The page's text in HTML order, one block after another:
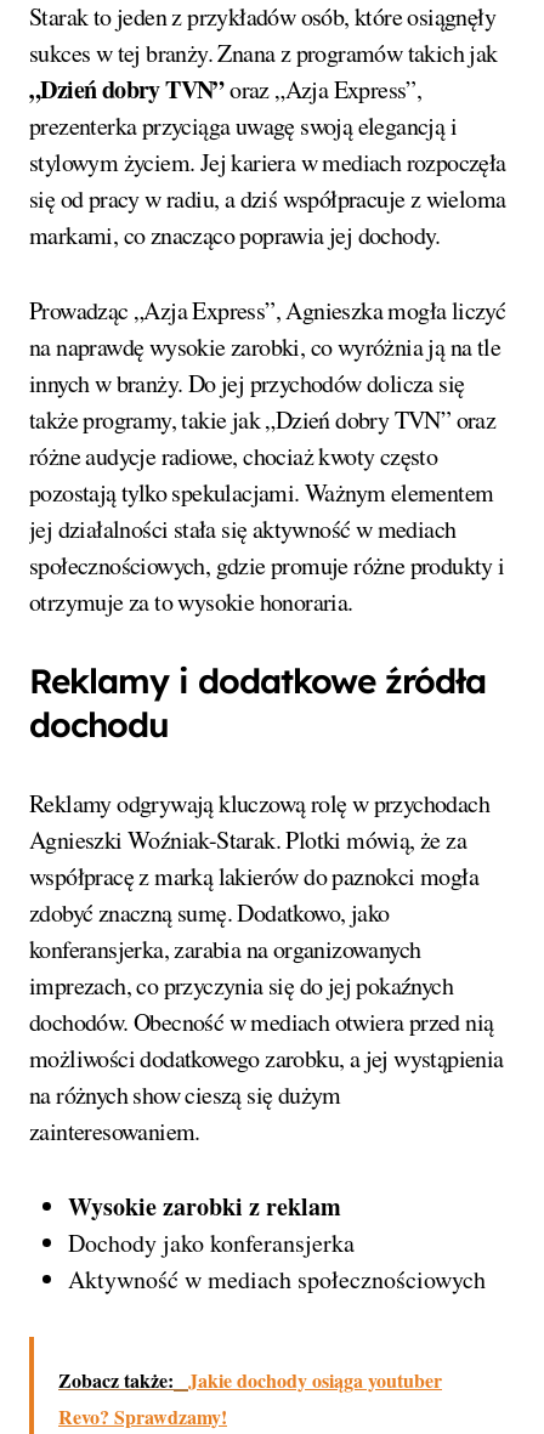
Starak to jeden z przykładów osób, które osiągnęły
sukces w tej branży. Znana z programów takich jak
„Dzień dobry TVN”oraz „Azja Express”,
prezenterka przyciąga uwagę swoją elegancją i
stylowym życiem. Jej kariera w mediach rozpoczęła
się od pracy w radiu, a dziś współpracuje z wieloma
markami, co znacząco poprawia jej dochody.
Prowadząc „Azja Express”, Agnieszka mogła liczyć
na naprawdę wysokie zarobki, co wyróżnia ją na tle
innych w branży. Do jej przychodów dolicza się
także programy, takie jak „Dzień dobry TVN” oraz
różne audycje radiowe, chociaż kwoty często
pozostają tylko spekulacjami. Ważnym elementem
jej działalności stała się aktywność w mediach
społecznościowych, gdzie promuje różne produkty i
otrzymuje za to wysokie honoraria.
Reklamy i dodatkowe źródła
dochodu
Reklamy odgrywają kluczową rolę w przychodach
Agnieszki Woźniak-Starak. Plotki mówią, że za
współpracę z marką lakierów do paznokci mogła
zdobyć znaczną sumę. Dodatkowo, jako
konferansjerka, zarabia na organizowanych
imprezach, co przyczynia się do jej pokaźnych
dochodów. Obecność w mediach otwiera przed nią
możliwości dodatkowego zarobku, a jej wystąpienia
na różnych show cieszą się dużym
zainteresowaniem.
Wysokie zarobki z reklam
Dochody jako konferansjerka
Aktywność w mediach społecznościowych
Zobacz także: Jakie dochody osiąga youtuber
Revo? Sprawdzamy!